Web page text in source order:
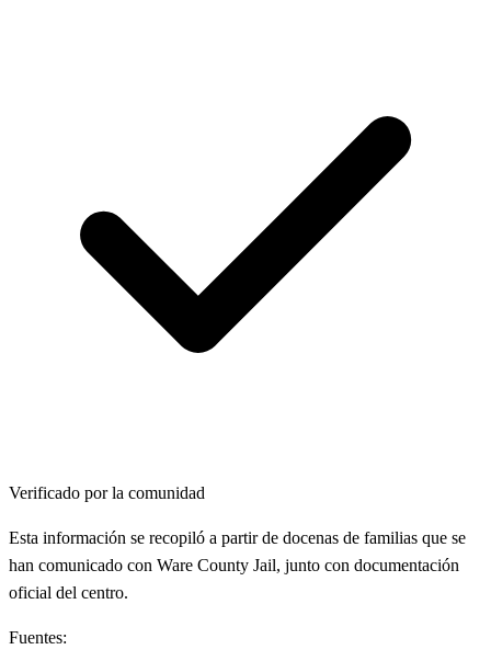
Verificado por la comunidad
Esta información se recopiló a partir de docenas de familias que se
han comunicado con Ware County Jail, junto con documentación
oficial del centro.
Fuentes: